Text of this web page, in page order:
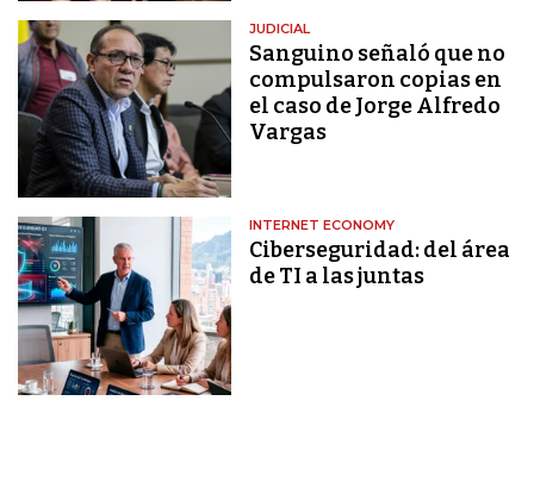
JUDICIAL
Sanguino señaló que no
compulsaron copias en
el caso de Jorge Alfredo
Vargas
INTERNET ECONOMY
Ciberseguridad: del área
de TI a las juntas